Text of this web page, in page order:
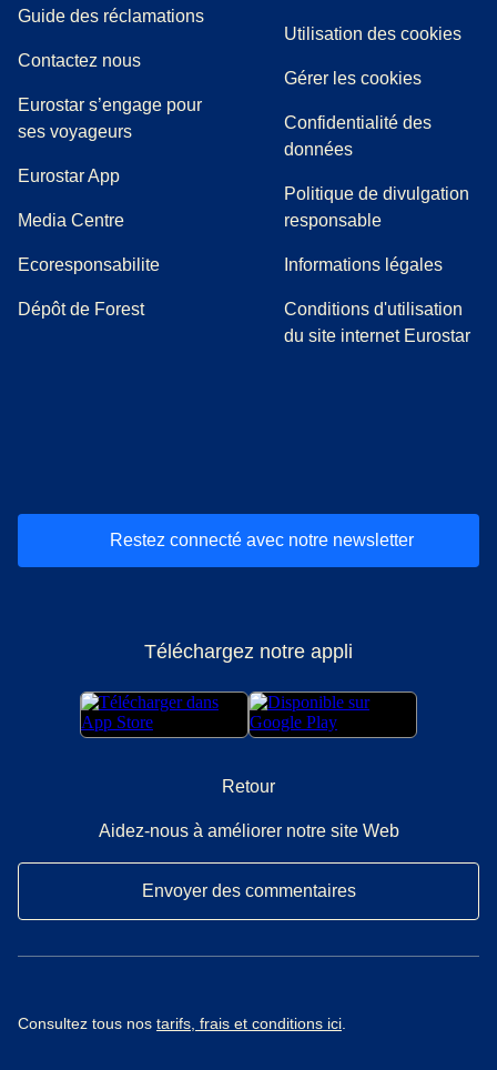
Guide des réclamations((
Contactez nous
Eurostar s’engage pour
ses voyageurs
Eurostar App
Media Centre( Ouvre un nouvel onglet)
Ecoresponsabilite
Dépôt de Forest
Utilisation des cookies
Gérer les cookies
Confidentialité des
données
Politique de divulgation
responsable
Informations légales
Conditions d'utilisation
du site internet Eurostar
Restez connecté avec notre newsletter
Téléchargez notre appli
Retour
Aidez-nous à améliorer notre site Web
Envoyer des commentaires
Consultez tous nos tarifs, frais et conditions ici